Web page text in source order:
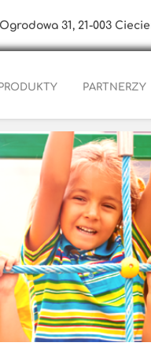
31, 21-003
PRODUKTY PARTNERZY